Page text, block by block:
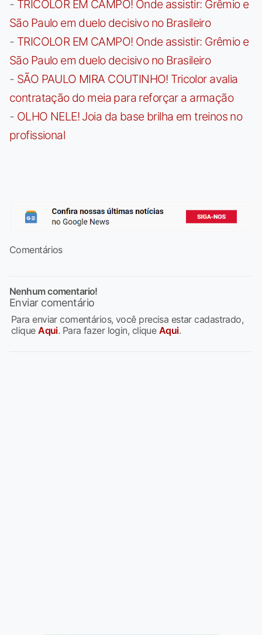
- TRICOLOR EM CAMPO! Onde assistir: Grêmio e
São Paulo em duelo decisivo no Brasileiro
- TRICOLOR EM CAMPO! Onde assistir: Grêmio e
São Paulo em duelo decisivo no Brasileiro
- SÃO PAULO MIRA COUTINHO! Tricolor avalia
contratação do meia para reforçar a armação
- OLHO NELE! Joia da base brilha em treinos no
profissional
Comentários
Nenhum comentario!
Enviar comentário
Para enviar comentários, você precisa estar cadastrado,
cliqueAqui. Para fazer login, clique Aqui.